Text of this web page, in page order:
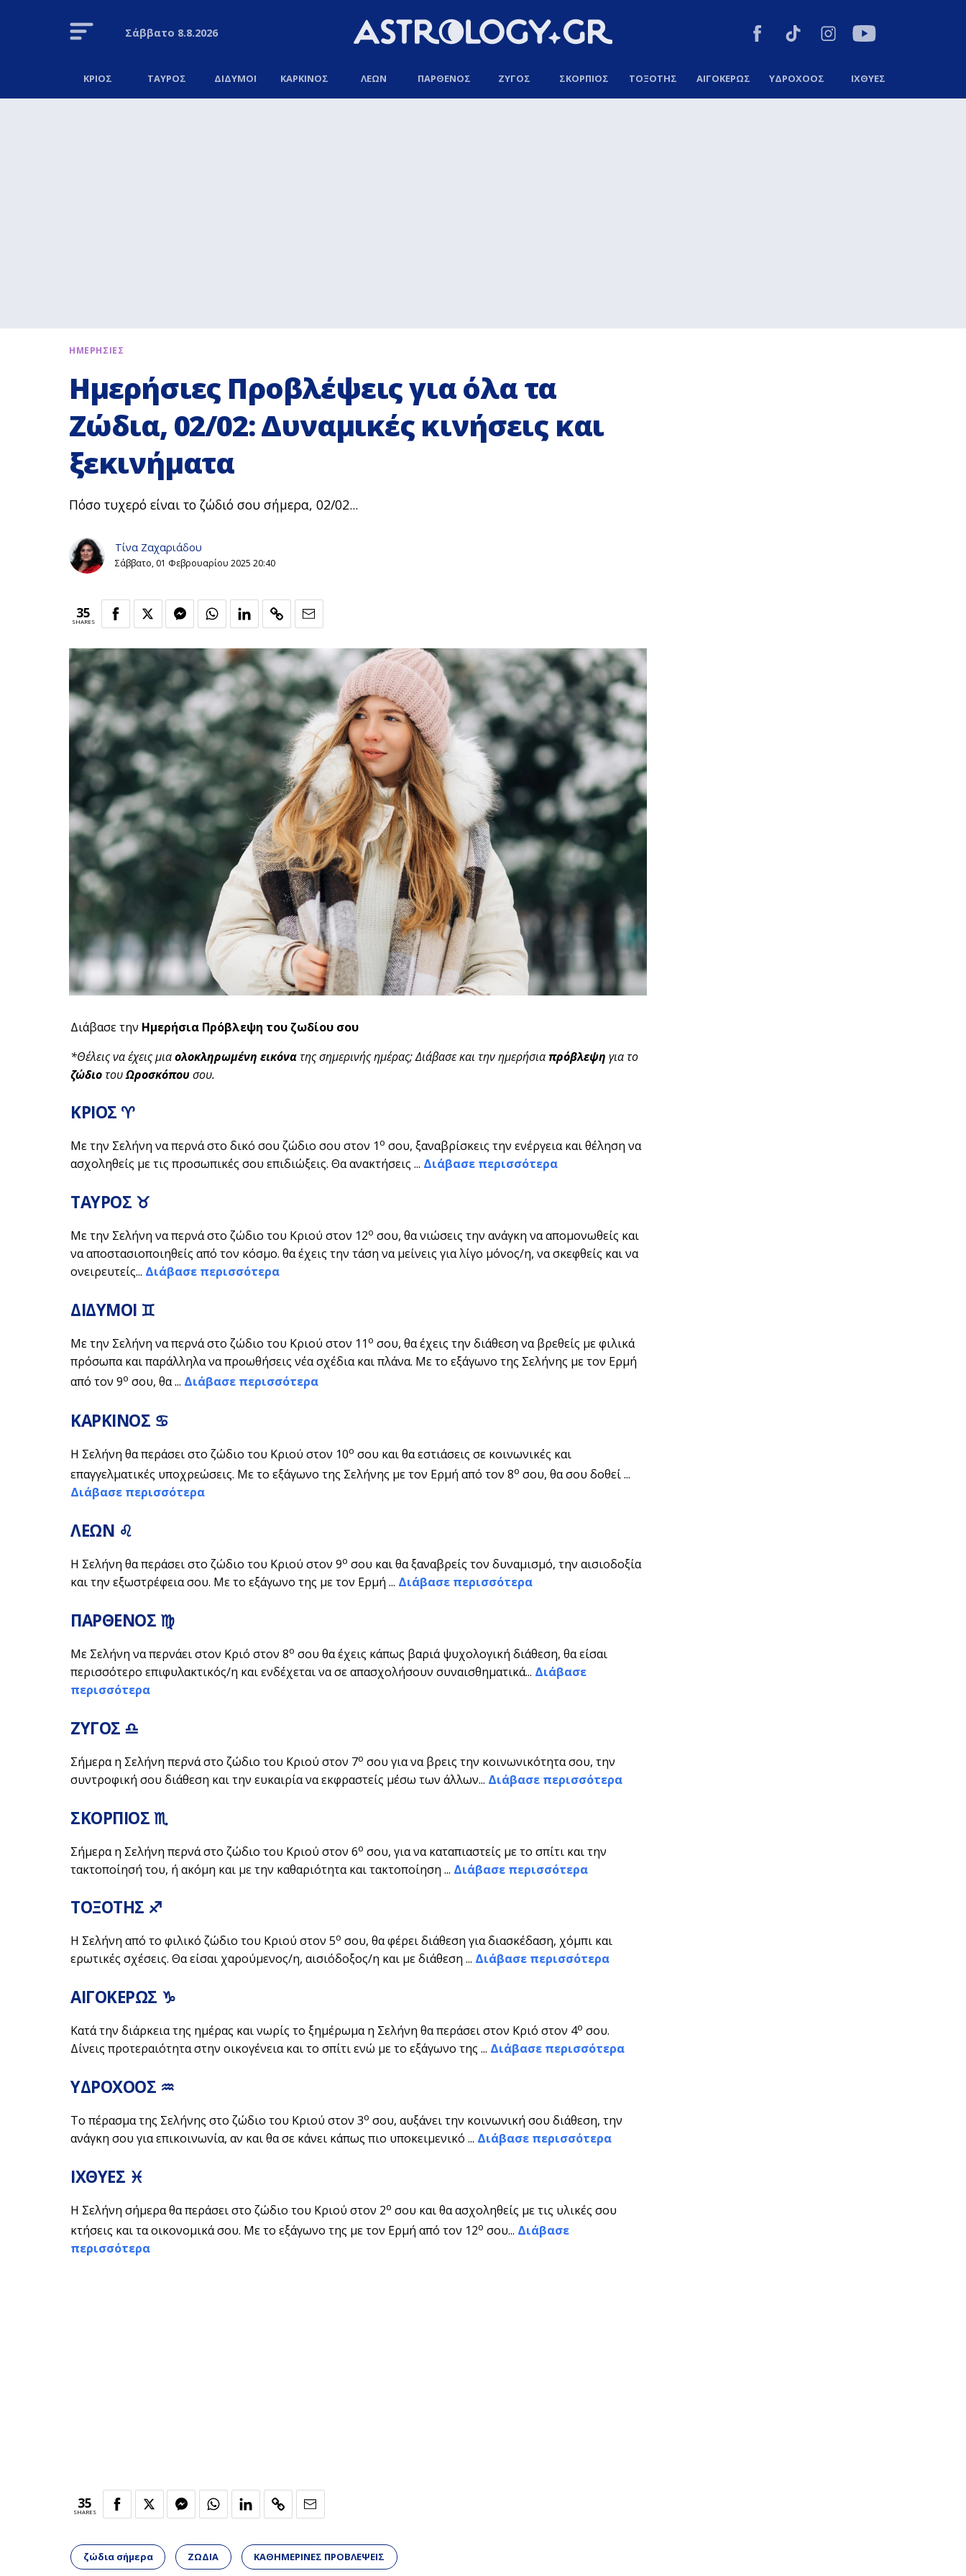
Σάββατο 8.8.2026
ΚΡΙΟΣ ΤΑΥΡΟΣ ΔΙΔΥΜΟΙ ΚΑΡΚΙΝΟΣ ΛΕΩΝ ΠΑΡΘΕΝΟΣ ΖΥΓΟΣ ΣΚΟΡΠΙΟΣ ΤΟΞΟΤΗΣ ΑΙΓΟΚΕΡΩΣ ΥΔΡΟΧΟΟΣ ΙΧΘΥΕΣ
ΗΜΕΡΗΣΙΕΣ
Ημερήσιες Προβλέψεις για όλα τα
Ζώδια, 02/02: Δυναμικές κινήσεις και
ξεκινήματα
Πόσο τυχερό είναι το ζώδιό σου σήμερα, 02/02...
Τίνα Ζαχαριάδου
Σάββατο, 01 Φεβρουαρίου 2025 20:40
35
SHARES
Διάβασε την Ημερήσια Πρόβλεψη του ζωδίου σου
*Θέλεις να έχεις μιαολοκληρωμένη εικόνατης σημερινής ημέρας; Διάβασε και την ημερήσιαπρόβλεψη για το
ζώδιοτουΩροσκόπουσου.
ΚΡΙΟΣ ♈
Με την Σελήνη να περνά στο δικό σου ζώδιο σου στον 1ο σου, ξαναβρίσκεις την ενέργεια και θέληση να
ασχοληθείς με τις προσωπικές σου επιδιώξεις. Θα ανακτήσεις ... Διάβασε περισσότερα
ΤΑΥΡΟΣ ♉
Με την Σελήνη να περνά στο ζώδιο του Κριού στον 12ο σου, θα νιώσεις την ανάγκη να απομονωθείς και
να αποστασιοποιηθείς από τον κόσμο. θα έχεις την τάση να μείνεις για λίγο μόνος/η, να σκεφθείς και να
ονειρευτείς... Διάβασε περισσότερα
ΔΙΔΥΜΟΙ ♊
Με την Σελήνη να περνά στο ζώδιο του Κριού στον 11ο σου, θα έχεις την διάθεση να βρεθείς με φιλικά
πρόσωπα και παράλληλα να προωθήσεις νέα σχέδια και πλάνα. Με το εξάγωνο της Σελήνης με τον Ερμή
από τον 9ο σου, θα ... Διάβασε περισσότερα
ΚΑΡΚΙΝΟΣ ♋
Η Σελήνη θα περάσει στο ζώδιο του Κριού στον 10ο σου και θα εστιάσεις σε κοινωνικές και
επαγγελματικές υποχρεώσεις. Με το εξάγωνο της Σελήνης με τον Ερμή από τον 8ο σου, θα σου δοθεί ...
Διάβασε περισσότερα
ΛΕΩΝ ♌
H Σελήνη θα περάσει στο ζώδιο του Κριού στον 9ο σου και θα ξαναβρείς τον δυναμισμό, την αισιοδοξία
και την εξωστρέφεια σου. Με το εξάγωνο της με τον Ερμή ... Διάβασε περισσότερα
ΠΑΡΘΕΝΟΣ ♍
Με Σελήνη να περνάει στον Κριό στον 8ο σου θα έχεις κάπως βαριά ψυχολογική διάθεση, θα είσαι
περισσότερο επιφυλακτικός/η και ενδέχεται να σε απασχολήσουν συναισθηματικά... Διάβασε
περισσότερα
ΖΥΓΟΣ ♎
Σήμερα η Σελήνη περνά στο ζώδιο του Κριού στον 7ο σου για να βρεις την κοινωνικότητα σου, την
συντροφική σου διάθεση και την ευκαιρία να εκφραστείς μέσω των άλλων... Διάβασε περισσότερα
ΣΚΟΡΠΙΟΣ ♏
Σήμερα η Σελήνη περνά στο ζώδιο του Κριού στον 6ο σου, για να καταπιαστείς με το σπίτι και την
τακτοποίησή του, ή ακόμη και με την καθαριότητα και τακτοποίηση ... Διάβασε περισσότερα
ΤΟΞΟΤΗΣ ♐
Η Σελήνη από το φιλικό ζώδιο του Κριού στον 5ο σου, θα φέρει διάθεση για διασκέδαση, χόμπι και
ερωτικές σχέσεις. Θα είσαι χαρούμενος/η, αισιόδοξος/η και με διάθεση ... Διάβασε περισσότερα
ΑΙΓΟΚΕΡΩΣ ♑
Κατά την διάρκεια της ημέρας και νωρίς το ξημέρωμα η Σελήνη θα περάσει στον Κριό στον 4ο σου.
Δίνεις προτεραιότητα στην οικογένεια και το σπίτι ενώ με το εξάγωνο της ... Διάβασε περισσότερα
ΥΔΡΟΧΟΟΣ ♒
Το πέρασμα της Σελήνης στο ζώδιο του Κριού στον 3ο σου, αυξάνει την κοινωνική σου διάθεση, την
ανάγκη σου για επικοινωνία, αν και θα σε κάνει κάπως πιο υποκειμενικό ... Διάβασε περισσότερα
ΙΧΘΥΕΣ ♓
H Σελήνη σήμερα θα περάσει στο ζώδιο του Κριού στον 2ο σου και θα ασχοληθείς με τις υλικές σου
κτήσεις και τα οικονομικά σου. Με το εξάγωνο της με τον Ερμή από τον 12ο σου... Διάβασε
περισσότερα
35
SHARES
ζώδια σήμερα ΖΩΔΙΑ ΚΑΘΗΜΕΡΙΝΕΣ ΠΡΟΒΛΕΨΕΙΣ